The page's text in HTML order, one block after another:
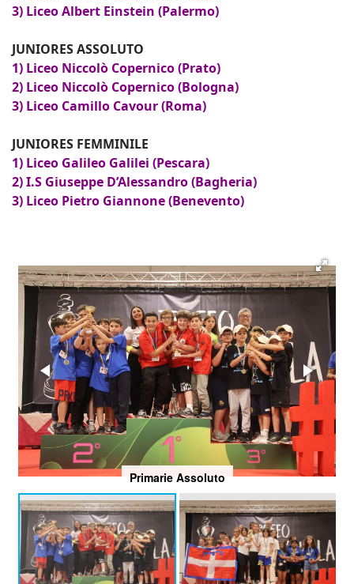
3) Liceo Albert Einstein (Palermo)
JUNIORES ASSOLUTO
1) Liceo Niccolò Copernico (Prato)
2) Liceo Niccolò Copernico (Bologna)
3) Liceo Camillo Cavour (Roma)
JUNIORES FEMMINILE
1) Liceo Galileo Galilei (Pescara)
2) I.S Giuseppe D’Alessandro (Bagheria)
3) Liceo Pietro Giannone (Benevento)
Primarie Assoluto